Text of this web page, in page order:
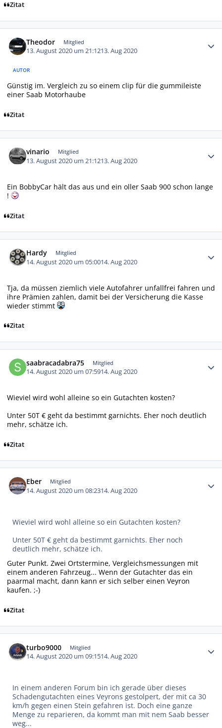
Zitat
Theodor Mitglied
13. August 2020 um 21:1213. Aug 2020
AUTOR
Günstig im. Vergleich zu so einem clip für die gummileiste
einer Saab Motorhaube
Zitat
vinario Mitglied
13. August 2020 um 21:1213. Aug 2020
Ein BobbyCar hält das aus und ein oller Saab 900 schon lange
!
Zitat
Hardy Mitglied
14. August 2020 um 05:0014. Aug 2020
Tja, da müssen ziemlich viele Autofahrer unfallfrei fahren und
ihre Prämien zahlen, damit bei der Versicherung die Kasse
wieder stimmt
Zitat
saabracadabra75 Mitglied
14. August 2020 um 07:5914. Aug 2020
Wieviel wird wohl alleine so ein Gutachten kosten?
Unter 50T € geht da bestimmt garnichts. Eher noch deutlich
mehr, schätze ich.
Zitat
Eber Mitglied
14. August 2020 um 08:2314. Aug 2020
Wieviel wird wohl alleine so ein Gutachten kosten?
Unter 50T € geht da bestimmt garnichts. Eher noch
deutlich mehr, schätze ich.
Guter Punkt. Zwei Ortstermine, Vergleichsmessungen mit
einem anderen Fahrzeug... Wenn der Gutachter das ein
paarmal macht, dann kann er sich selber einen Veyron
kaufen. ;-)
Zitat
turbo9000 Mitglied
14. August 2020 um 09:1514. Aug 2020
In einem anderen Forum bin ich gerade über dieses
Schadengutachten eines Veyrons gestolpert, der mit ca 30
km/h gegen einen Stein gefahren ist. Doch eine ganze
Menge zu reparieren, da kommt man mit nem Saab besser
weg...